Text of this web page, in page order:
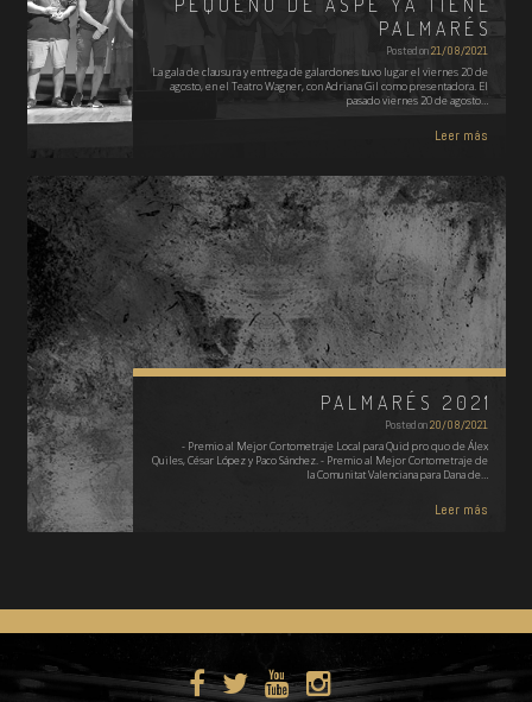
PEQUEÑO DE ASPE YA TIENE
PALMARÉS
Posted on21/08/2021
La gala de clausura y entrega de galardones tuvo lugar el viernes 20 de
agosto, en el Teatro Wagner, con Adriana Gil como presentadora. El
pasado viernes 20 de agosto…
Leer más
PALMARÉS 2021
Posted on20/08/2021
- Premio al Mejor Cortometraje Local para Quid pro quo de Álex
Quiles, César López y Paco Sánchez. - Premio al Mejor Cortometraje de
la Comunitat Valenciana para Dana de…
Leer más